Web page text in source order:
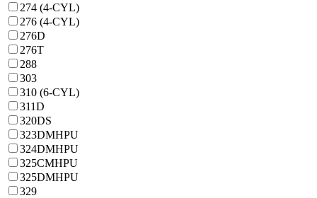
274 (4-CYL)
276 (4-CYL)
276D
276T
288
303
310 (6-CYL)
311D
320DS
323DMHPU
324DMHPU
325CMHPU
325DMHPU
329